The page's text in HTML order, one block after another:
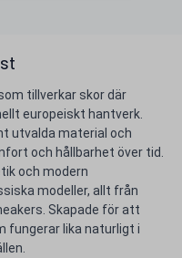
tillverkar skor där
europeiskt hantverk.
utvalda material och
och hållbarhet över tid.
och modern
modeller, allt från
Skapade för att
fungerar lika naturligt i